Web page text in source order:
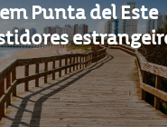
Punta del Este